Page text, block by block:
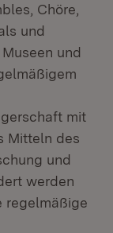
Chöre,
und
und
mit
Mitteln des
und
werden
regelmäßige